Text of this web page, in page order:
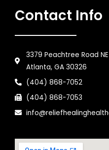
Contact Info
3379 Peachtree Road
Atlanta, GA 30326
(404) 868-7052
(404) 868-7053